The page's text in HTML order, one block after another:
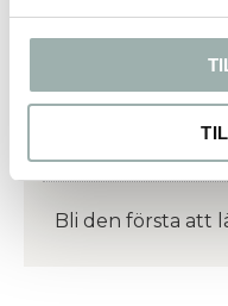
Du
Bli den första att